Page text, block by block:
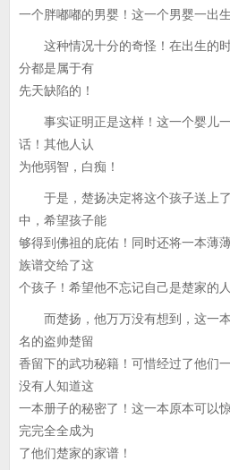
一个胖嘟嘟的男婴！这一个男婴一出
这种情况十分的奇怪！在出生的时
分都是属于有
先天缺陷的！
事实证明正是这样！这一个婴儿一
话！其他人认
为他弱智，白痴！
于是，楚扬决定将这个孩子送上了
中，希望孩子能
够得到佛祖的庇佑！同时还将一本薄
族谱交给了这
个孩子！希望他不忘记自己是楚家的人
而楚扬，他万万没有想到，这一本
名的盗帅楚留
香留下的武功秘籍！可惜经过了他们
没有人知道这
一本册子的秘密了！这一本原本可以
完完全全成为
了他们楚家的家谱！